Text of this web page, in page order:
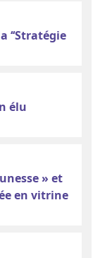
‘‘Stratégie
élu
» et
en vitrine